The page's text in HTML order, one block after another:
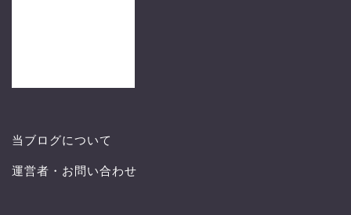
当ブログについて
運営者・お問い合わせ